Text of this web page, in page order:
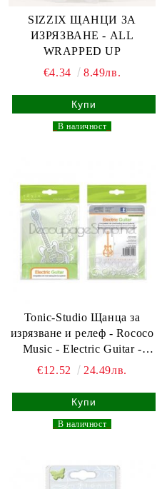
SIZZIX ЩАНЦИ ЗА
ИЗРЯЗВАНЕ - ALL
WRAPPED UP
€4.34
8.49лв.
В наличност
Tonic-Studio Щанца за
изрязване и релеф - Rococo
Music - Electric Guitar -
1175E
€12.52 24.49лв.
В наличност